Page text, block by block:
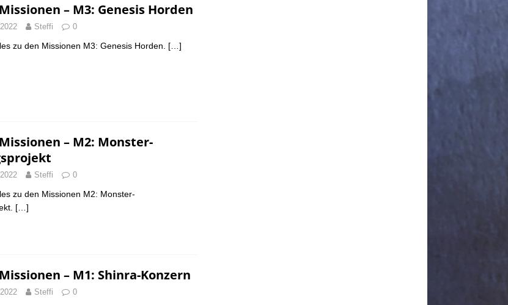
Missionen – M3: Genesis Horden
Steffi 0
zu den Missionen M3: Genesis Horden. […]
Missionen – M2: Monster-
Steffi 0
zu den Missionen M2: Monster-
[…]
Missionen – M1: Shinra-Konzern
Steffi 0